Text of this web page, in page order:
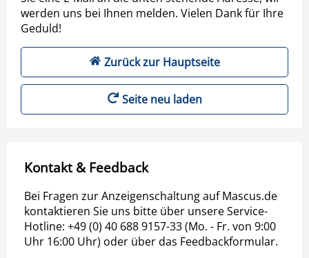
werden uns bei Ihnen melden. Vielen Dank für Ihre
Geduld!
Zurück zur Hauptseite
Seite neu laden
Kontakt & Feedback
Bei Fragen zur Anzeigenschaltung auf Mascus.de
kontaktieren Sie uns bitte über unsere Service-
Hotline: +49 (0) 40 688 9157-33 (Mo. - Fr. von 9:00
Uhr 16:00 Uhr) oder über das Feedbackformular.